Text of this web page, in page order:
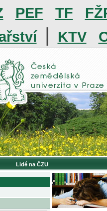
PEF TF
| KTV
Lidé na ČZU